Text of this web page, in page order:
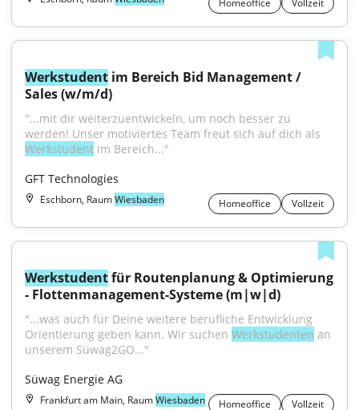
Homeoffice Vollzeit
Werkstudent im Bereich Bid Management /
Sales (w/m/d)
"...mit dir weiterzuentwickeln, um noch besser zu
Werkstudent im Bereich..."
GFT Technologies
Eschborn, RaumWiesbaden Homeoffice Vollzeit
Werkstudent für Routenplanung & Optimierung
- Flottenmanagement-Systeme (m|w|d)
"...was auch für Deine weitere berufliche Entwicklung
Orientierung geben kann. Wir suchen Werkstudenten an
unserem Süwag2GO..."
Süwag Energie AG
Frankfurt am Main, RaumWiesbaden Homeoffice Vollzeit